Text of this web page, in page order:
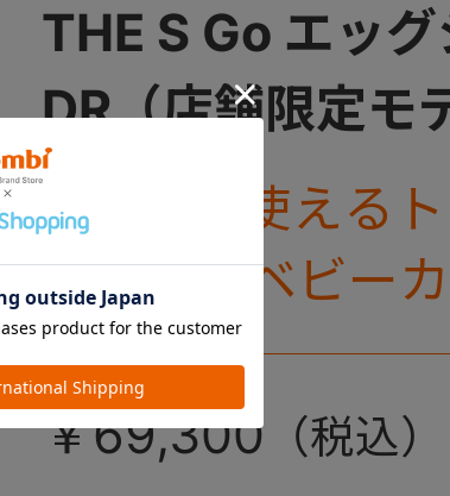
THE S Go エッ
DR（店舗限定モ
THE Sが使える
テム対応ベビー
進化！
￥69,300